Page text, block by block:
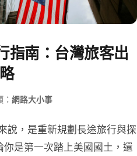
南：台灣旅客出
： 網路大小事
說，是重新規劃長途旅行與探
是第一次踏上美國國土，還